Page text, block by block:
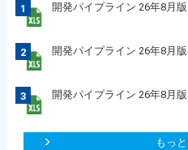
1 開発パイプライン 26年8月
2 開発パイプライン 26年8月
3 開発パイプライン 26年8月
もっ